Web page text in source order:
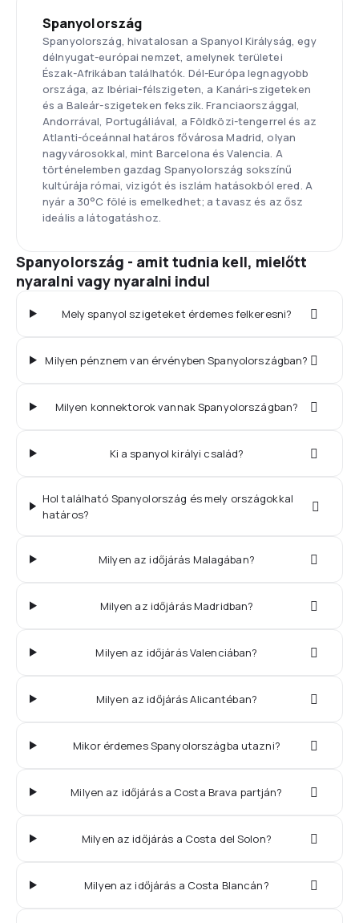
Spanyolország
Spanyolország, hivatalosan a Spanyol Királyság, egy
délnyugat-európai nemzet, amelynek területei
Észak-Afrikában találhatók. Dél-Európa legnagyobb
országa, az Ibériai-félszigeten, a Kanári-szigeteken
és a Baleár-szigeteken fekszik. Franciaországgal,
Andorrával, Portugáliával, a Földközi-tengerrel és az
Atlanti-óceánnal határos fővárosa Madrid, olyan
nagyvárosokkal, mint Barcelona és Valencia. A
történelemben gazdag Spanyolország sokszínű
kultúrája római, vizigót és iszlám hatásokból ered. A
nyár a 30°C fölé is emelkedhet; a tavasz és az ősz
ideális a látogatáshoz.
Spanyolország - amit tudnia kell, mielőtt
nyaralni vagy nyaralni indul
Mely spanyol szigeteket érdemes felkeresni?
Milyen pénznem van érvényben Spanyolországban?
Milyen konnektorok vannak Spanyolországban?
Ki a spanyol királyi család?
Hol található Spanyolország és mely országokkal
határos?
Milyen az időjárás Malagában?
Milyen az időjárás Madridban?
Milyen az időjárás Valenciában?
Milyen az időjárás Alicantéban?
Mikor érdemes Spanyolországba utazni?
Milyen az időjárás a Costa Brava partján?
Milyen az időjárás a Costa del Solon?
Milyen az időjárás a Costa Blancán?